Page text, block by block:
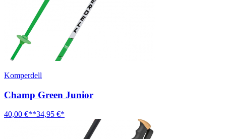
Komperdell
Champ Green Junior
40,00 €**34,95 €*